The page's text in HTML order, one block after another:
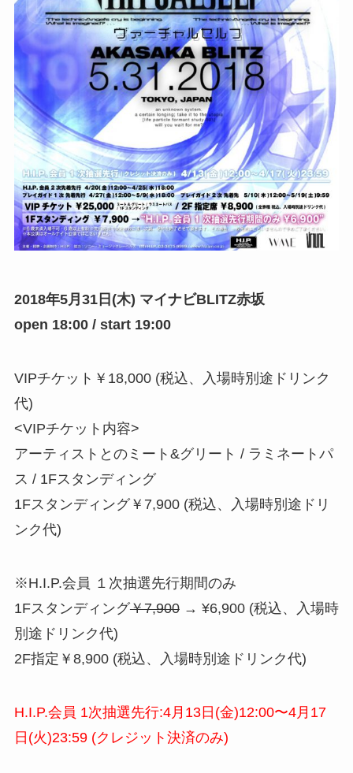
2018年5月31日(木) マイナビBLITZ赤坂
open 18:00 / start 19:00
VIPチケット￥18,000 (税込、入場時別途ドリンク
代)
<VIPチケット内容>
アーティストとのミート&グリート / ラミネートパ
ス / 1Fスタンディング
1Fスタンディング￥7,900 (税込、入場時別途ドリ
ンク代)
※H.I.P.会員 １次抽選先行期間のみ
1Fスタンディング￥7,900→ ¥6,900 (税込、入場時
別途ドリンク代)
2F指定￥8,900 (税込、入場時別途ドリンク代)
H.I.P.会員 1次抽選先行:4月13日(金)12:00〜4月17
日(火)23:59 (クレジット決済のみ)